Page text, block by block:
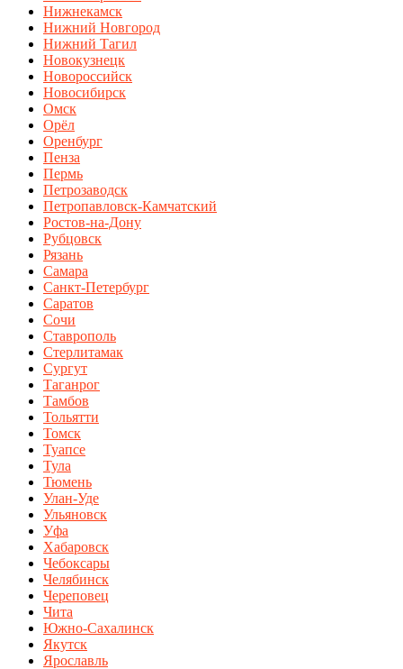
Нижнекамск
Нижний Новгород
Нижний Тагил
Новокузнецк
Новороссийск
Новосибирск
Омск
Орёл
Оренбург
Пенза
Пермь
Петрозаводск
Петропавловск-Камчатский
Ростов-на-Дону
Рубцовск
Рязань
Самара
Санкт-Петербург
Саратов
Сочи
Ставрополь
Стерлитамак
Сургут
Таганрог
Тамбов
Тольятти
Томск
Туапсе
Тула
Тюмень
Улан-Уде
Ульяновск
Уфа
Хабаровск
Чебоксары
Челябинск
Череповец
Чита
Южно-Сахалинск
Якутск
Ярославль